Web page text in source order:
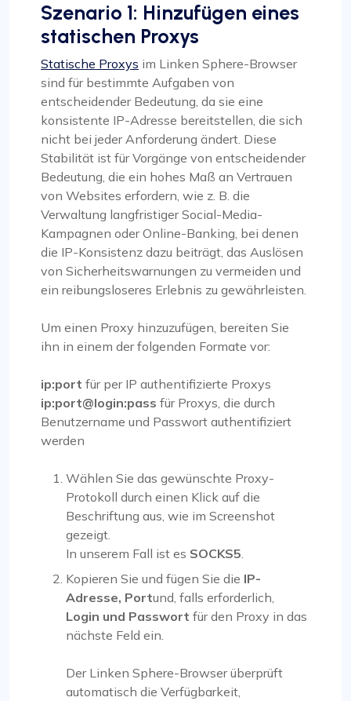
Szenario 1: Hinzufügen eines
statischen Proxys
Statische Proxys im Linken Sphere-Browser
sind für bestimmte Aufgaben von
entscheidender Bedeutung, da sie eine
konsistente IP-Adresse bereitstellen, die sich
nicht bei jeder Anforderung ändert. Diese
Stabilität ist für Vorgänge von entscheidender
Bedeutung, die ein hohes Maß an Vertrauen
von Websites erfordern, wie z. B. die
Verwaltung langfristiger Social-Media-
Kampagnen oder Online-Banking, bei denen
die IP-Konsistenz dazu beiträgt, das Auslösen
von Sicherheitswarnungen zu vermeiden und
ein reibungsloseres Erlebnis zu gewährleisten.
Um einen Proxy hinzuzufügen, bereiten Sie
ihn in einem der folgenden Formate vor:
ip:port für per IP authentifizierte Proxys
ip:port@login:pass für Proxys, die durch
Benutzername und Passwort authentifiziert
werden
Wählen Sie das gewünschte Proxy-
Protokoll durch einen Klick auf die
Beschriftung aus, wie im Screenshot
gezeigt.
In unserem Fall ist es SOCKS5.
Kopieren Sie und fügen Sie die IP-
Adresse, Portund, falls erforderlich,
Login und Passwort für den Proxy in das
nächste Feld ein.
Der Linken Sphere-Browser überprüft
automatisch die Verfügbarkeit,